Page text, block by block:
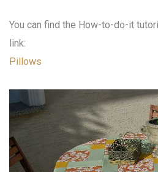
You can find the How-to-do-it
link:
Pillows